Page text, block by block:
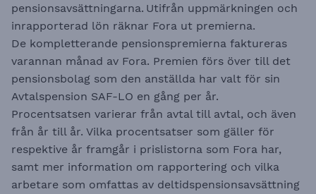
pensionsavsättningarna. Utifrån uppmärkningen och
inrapporterad lön räknar Fora ut premierna.
De kompletterande pensionspremierna faktureras
varannan månad av Fora. Premien förs över till det
pensionsbolag som den anställda har valt för sin
Avtalspension SAF-LO en gång per år.
Procentsatsen varierar från avtal till avtal, och även
från år till år. Vilka procentsatser som gäller för
respektive år framgår i prislistorna som Fora har,
samt mer information om rapportering och vilka
arbetare som omfattas av deltidspensionsavsättning